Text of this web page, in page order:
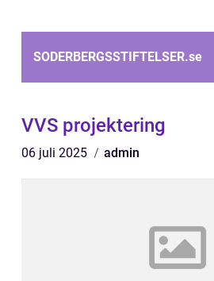
SODERBERGSSTIFTELSER.se
VVS projektering
06 juli 2025 admin